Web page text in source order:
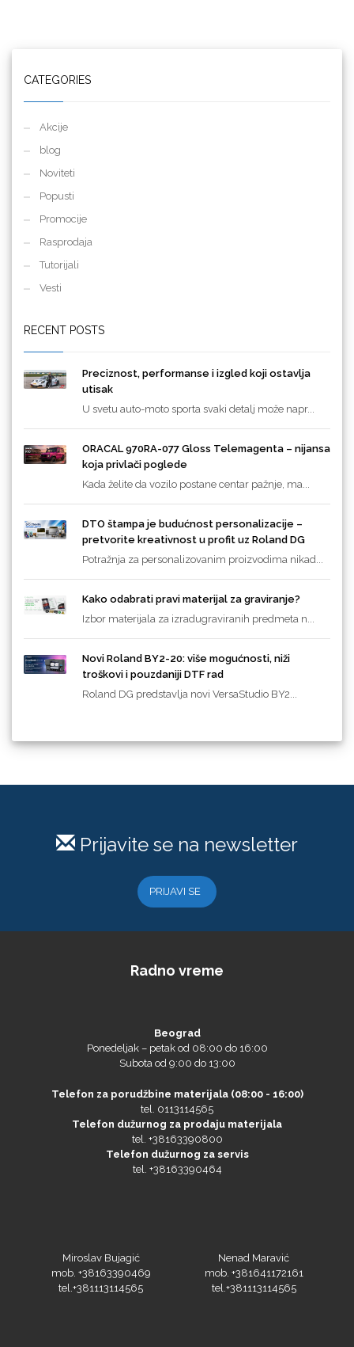
CATEGORIES
Akcije
blog
Noviteti
Popusti
Promocije
Rasprodaja
Tutorijali
Vesti
RECENT POSTS
Preciznost, performanse i izgled koji ostavlja
utisak
U svetu auto-moto sporta svaki detalj može napr...
ORACAL 970RA-077 Gloss Telemagenta – nijansa
koja privlači poglede
Kada želite da vozilo postane centar pažnje, ma...
DTO štampa je budućnost personalizacije –
pretvorite kreativnost u profit uz Roland DG
Potražnja za personalizovanim proizvodima nikad...
Kako odabrati pravi materijal za graviranje?
Izbor materijala za izradugraviranih predmeta n...
Novi Roland BY2-20: više mogućnosti, niži
troškovi i pouzdaniji DTF rad
Roland DG predstavlja novi VersaStudio BY2...
Prijavite se na newsletter
PRIJAVI SE
Radno vreme
Beograd
Ponedeljak – petak od 08:00 do 16:00
Subota od 9:00 do 13:00
Telefon za porudžbine materijala (08:00 - 16:00)
tel. 0113114565
Telefon dužurnog za prodaju materijala
tel. +38163390800
Telefon dužurnog za servis
tel. +38163390464
Miroslav Bujagić
mob. +38163390469
tel.+381113114565
Nenad Maravić
mob. +381641172161
tel.+381113114565